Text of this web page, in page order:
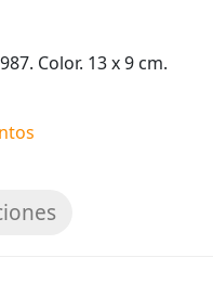
Color. 13 x 9 cm.